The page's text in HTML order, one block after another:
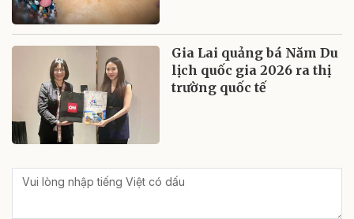
Gia Lai quảng bá Năm Du
lịch quốc gia 2026 ra thị
trường quốc tế